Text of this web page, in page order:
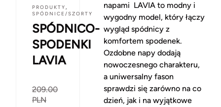
PRODUKTY,
SPÓDNICE/SZORTY
SPÓDNICO-
SPODENKI
LAVIA
209.00
PLN
napami LAVIA to modny i
wygodny model, który łączy
wygląd spódnicy z
komfortem spodenek.
Ozdobne napy dodają
nowoczesnego charakteru,
a uniwersalny fason
sprawdzi się zarówno na co
dzień, jak i na wyjątkowe